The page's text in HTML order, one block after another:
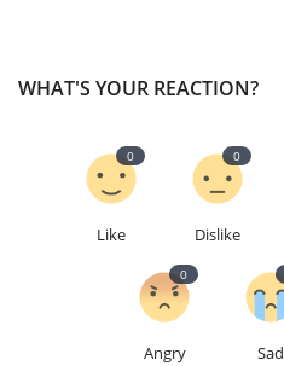
WHAT'S YOUR REACTION?
Like
0
Dislike
0
Angry
0
Sad